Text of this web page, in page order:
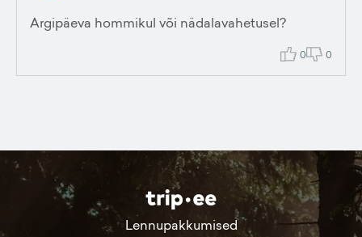
Argipäeva hommikul või nädalavahetusel?
0 0
Lennupakkumised